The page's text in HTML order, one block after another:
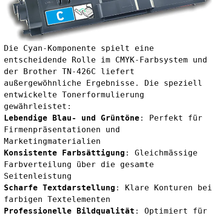
Die Cyan-Komponente spielt eine
entscheidende Rolle im CMYK-Farbsystem und
der Brother TN-426C liefert
außergewöhnliche Ergebnisse. Die speziell
entwickelte Tonerformulierung
gewährleistet:
Lebendige Blau- und Grüntöne : Perfekt für
Firmenpräsentationen und
Marketingmaterialien
Konsistente Farbsättigung : Gleichmässige
Farbverteilung über die gesamte
Seitenleistung
Scharfe Textdarstellung : Klare Konturen bei
farbigen Textelementen
Professionelle Bildqualität : Optimiert für